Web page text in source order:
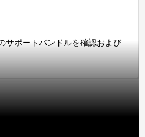
サポートバンドルを確認および